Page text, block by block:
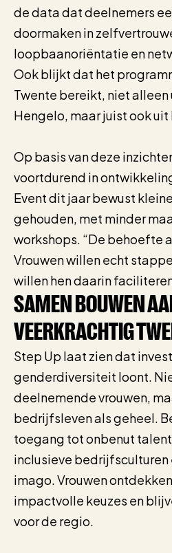
de data dat deelnemers
doormaken in
loopbaanoriëntatie en
Ook blijkt dat het
Twente bereikt, niet alleen
Hengelo, maar juist ook
Op basis van deze
voortdurend in
Event dit jaar bewust
gehouden, met minder
workshops. “De behoefte
Vrouwen willen echt
willen hen daarin
SAMEN BOUWEN
VEERKRACHTIG
Step Up laat zien dat
genderdiversiteit loont.
deelnemende vrouwen,
bedrijfsleven als geheel.
toegang tot onbenut
inclusieve bedrijfsculturen
imago. Vrouwen
impactvolle keuzes en
voor de regio.